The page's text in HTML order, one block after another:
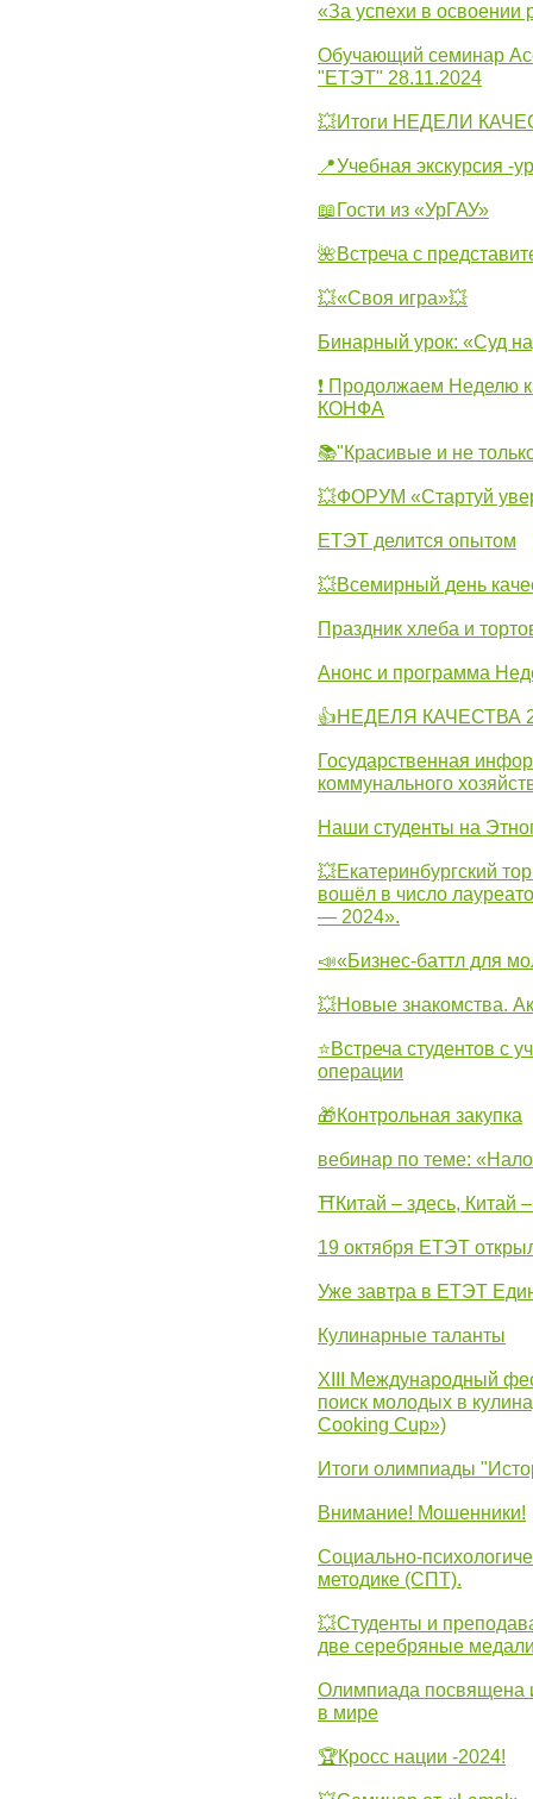
«За успехи в освоении
Обучающий семинар
"ЕТЭТ" 28.11.2024
💥Итоги НЕДЕЛИ
📍Учебная экскурсия -
📖Гости из «УрГАУ»
🌺Встреча с
💥«Своя игра»💥
Бинарный урок: «Суд
❗ Продолжаем Неделю
КОНФА
📚"Красивые и не
💥ФОРУМ «Стартуй
ЕТЭТ делится опытом
💥Всемирный день
Праздник хлеба и
Анонс и программа
👍НЕДЕЛЯ КАЧЕСТВА
Государственная
коммунального
Наши студенты на
💥Екатеринбургский
вошёл в число
— 2024».
📣«Бизнес-баттл для
💥Новые знакомства.
⭐Встреча студентов с
операции
🎁Контрольная закупка
вебинар по теме:
⛩Китай – здесь, Китай
19 октября ЕТЭТ
Уже завтра в ЕТЭТ
Кулинарные таланты
XIII Международный
поиск молодых в
Cooking Cup»)
Итоги олимпиады
Внимание! Мошенники!
Социально-
методике (СПТ).
💥Студенты и
две серебряные
Олимпиада посвящена
в мире
🏆Кросс нации -2024!